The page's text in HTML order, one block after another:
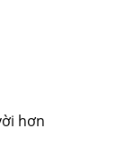
hơn